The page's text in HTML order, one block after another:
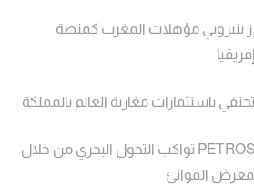
بنيروبي مؤهلات المغرب كمنصة
باستثمارات مغاربة العالم بالمملكة
PETROSTAR MAROC تواكب التحول البحري من خلال
الموانئ